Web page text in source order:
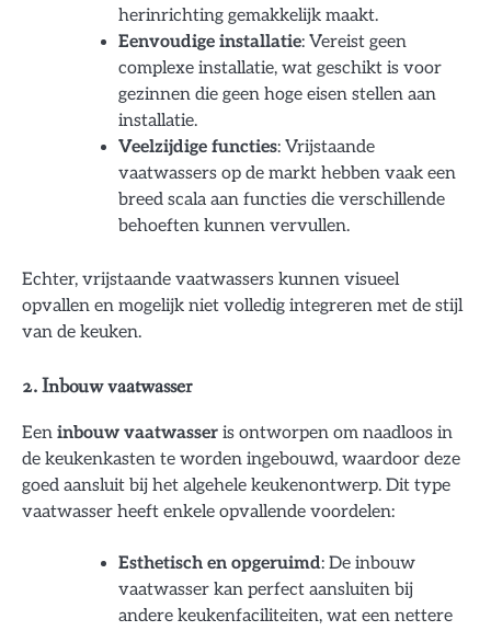
herinrichting gemakkelijk maakt.
Eenvoudige installatie: Vereist geen
complexe installatie, wat geschikt is voor
gezinnen die geen hoge eisen stellen aan
installatie.
Veelzijdige functies: Vrijstaande
vaatwassers op de markt hebben vaak een
breed scala aan functies die verschillende
behoeften kunnen vervullen.
Echter, vrijstaande vaatwassers kunnen visueel
opvallen en mogelijk niet volledig integreren met de stijl
van de keuken.
2. Inbouw vaatwasser
Een inbouw vaatwasser is ontworpen om naadloos in
de keukenkasten te worden ingebouwd, waardoor deze
goed aansluit bij het algehele keukenontwerp. Dit type
vaatwasser heeft enkele opvallende voordelen:
Esthetisch en opgeruimd: De inbouw
vaatwasser kan perfect aansluiten bij
andere keukenfaciliteiten, wat een nettere